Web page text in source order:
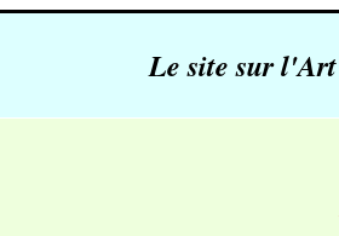
Le site sur